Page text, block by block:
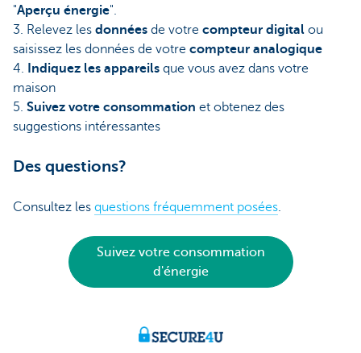
"Aperçu énergie".
3. Relevez les données de votre compteur digital ou
saisissez les données de votre compteur analogique
4.
Indiquez les appareils que vous avez dans votre
maison
5. Suivez votre consommation et obtenez des
suggestions intéressantes
Des questions?
Consultez les questions fréquemment posées.
Suivez votre consommation
d'énergie